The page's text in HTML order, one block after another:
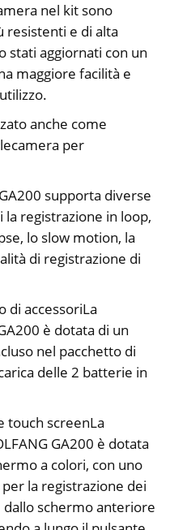
nel kit sono
resistenti e di alta
stati aggiornati con un
maggiore facilità e
anche come
per
supporta diverse
registrazione in loop,
lo slow motion, la
di registrazione di
di accessoriLa
è dotata di un
nel pacchetto di
delle 2 batterie in
touch screenLa
GA200 è dotata
a colori, con uno
la registrazione dei
dallo schermo anteriore